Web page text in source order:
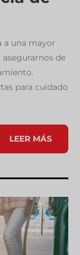
a una mayor
de
para cuidado
SEA
CONTRIBUYE
DURABILIDAD
DE
LOS
MOTORES
DIÉSEL
LEER MÁS